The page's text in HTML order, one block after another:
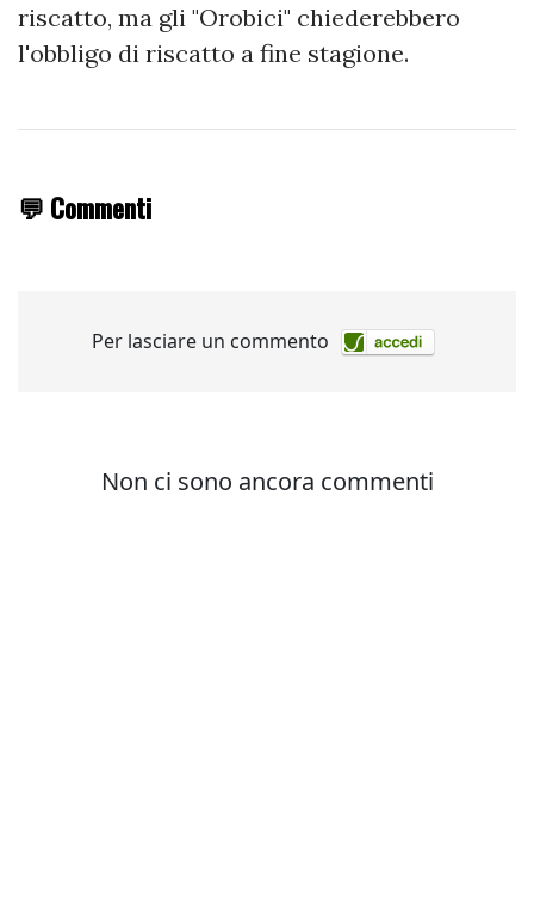
riscatto, ma gli "Orobici" chiederebbero
l'obbligo di riscatto a fine stagione.
💬 Commenti